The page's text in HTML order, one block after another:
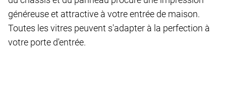
généreuse et attractive à votre entrée de maison.
Toutes les vitres peuvent s'adapter à la perfection à
votre porte d'entrée.